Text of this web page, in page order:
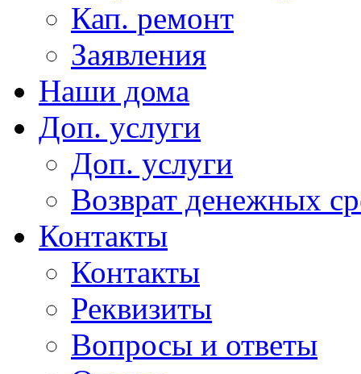
Кап. ремонт
Заявления
Наши дома
Доп. услуги
Доп. услуги
Возврат денежных
Контакты
Контакты
Реквизиты
Вопросы и ответы